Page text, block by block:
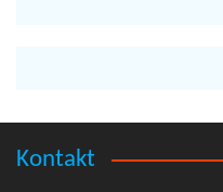
Kontakt